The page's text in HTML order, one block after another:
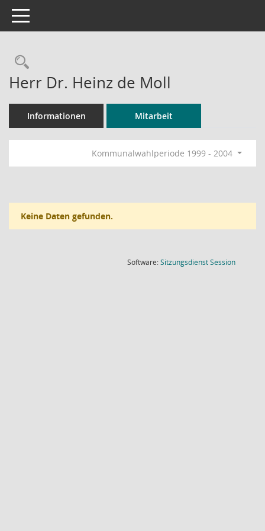
Toggle navigation
Rechercheauswahl
Herr Dr. Heinz de Moll
Informationen Mitarbeit
Kommunalwahlperiode 1999 - 2004
Keine Daten gefunden.
Software:SitzungsdienstSession(Wird in